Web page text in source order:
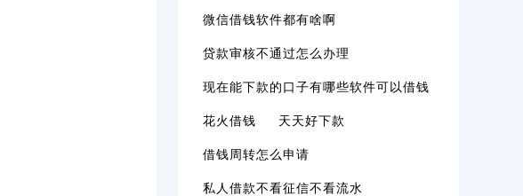
微信借钱软件都有啥啊
贷款审核不通过怎么办理
现在能下款的口子有哪些软件可以借钱
花火借钱 天天好下款
借钱周转怎么申请
私人借款不看征信不看流水